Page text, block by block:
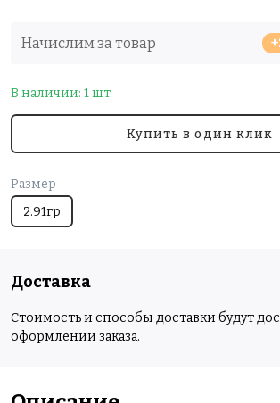
Начислим за товар
В наличии: 1 шт
Купить в один клик
Размер
2.91гр
Доставка
Стоимость и способы доставки будут
оформлении заказа.